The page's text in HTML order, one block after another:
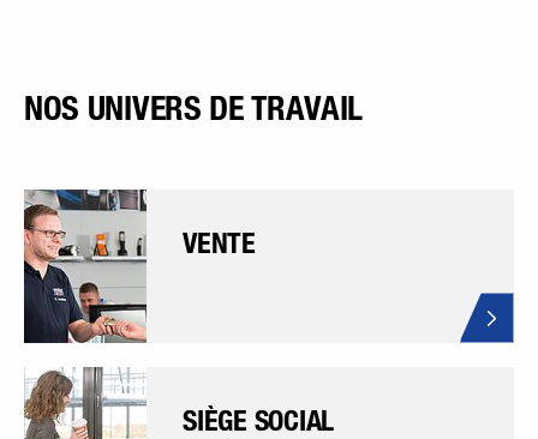
NOS UNIVERS DE TRAVAIL
VENTE
SIÈGE SOCIAL